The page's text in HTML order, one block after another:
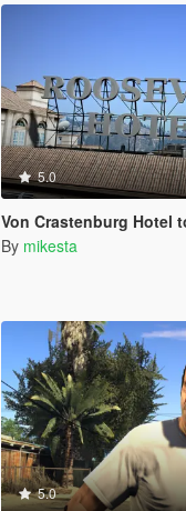
5.0
Von Crastenburg Hotel to
By mikesta
5.0